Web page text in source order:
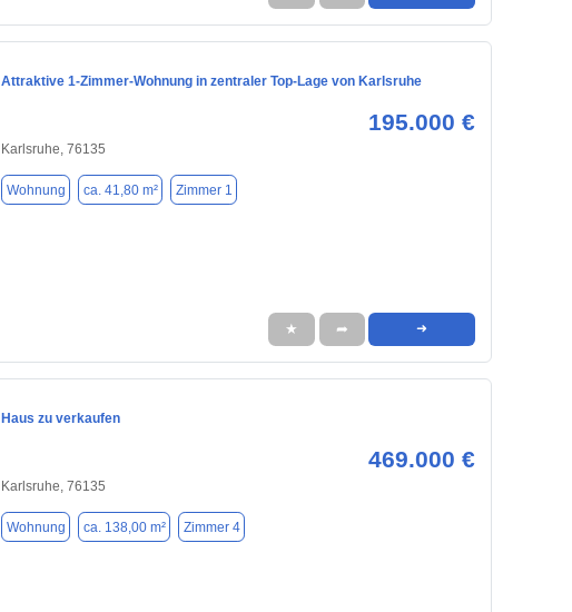
Attraktive 1-Zimmer-Wohnung in zentraler Top-Lage von Karlsruhe
195.000 €
Karlsruhe, 76135
Wohnung ca. 41,80 m² Zimmer 1
★ ➦ ➜
Haus zu verkaufen
469.000 €
Karlsruhe, 76135
Wohnung ca. 138,00 m² Zimmer 4